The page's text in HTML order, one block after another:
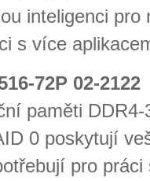
in­te­li­gen­ci pro
s více
72P 02-2122
pa­mě­ti
0 po­sky­tu­jí
pro